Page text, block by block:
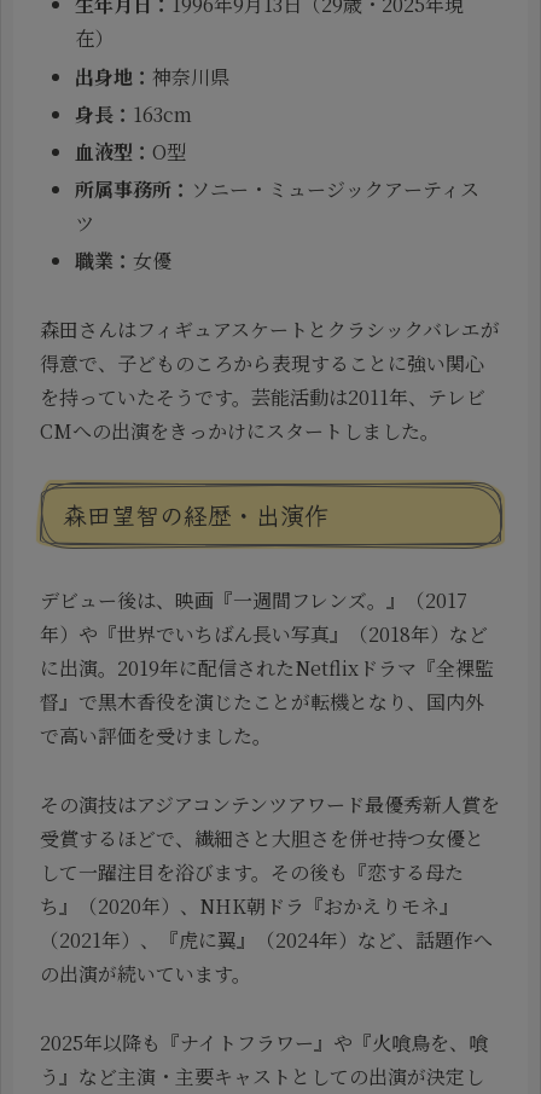
在）
出身地： 神奈川県
身長： 163cm
血液型：O型
所属事務所： ソニー・ミュージックアーティス
ツ
職業：女優
森田さんはフィギュアスケートとクラシックバレエが
得意で、子どものころから表現することに強い関心
を持っていたそうです。芸能活動は2011年、テレビ
CMへの出演をきっかけにスタートしました。
森田望智の経歴・出演作
デビュー後は、映画『一週間フレンズ。』（2017
年）や『世界でいちばん長い写真』（2018年）など
に出演。2019年に配信されたNetflixドラマ『全裸監
督』で黒木香役を演じたことが転機となり、国内外
で高い評価を受けました。
その演技はアジアコンテンツアワード最優秀新人賞を
受賞するほどで、繊細さと大胆さを併せ持つ女優と
して一躍注目を浴びます。その後も『恋する母た
ち』（2020年）、NHK朝ドラ『おかえりモネ』
（2021年）、『虎に翼』（2024年）など、話題作へ
の出演が続いています。
2025年以降も『ナイトフラワー』や『火喰鳥を、喰
う』など主演・主要キャストとしての出演が決定し